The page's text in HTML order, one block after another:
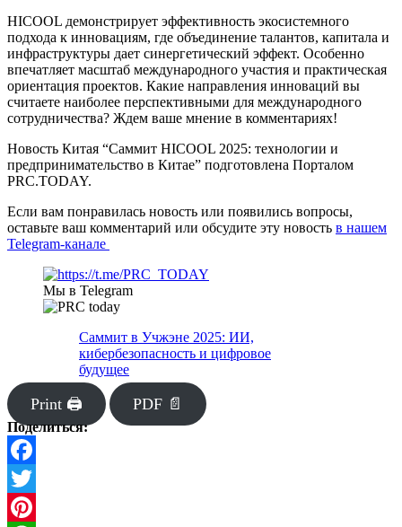
HICOOL демонстрирует эффективность экосистемного
подхода к инновациям, где объединение талантов, капитала и
инфраструктуры дает синергетический эффект. Особенно
впечатляет масштаб международного участия и практическая
ориентация проектов. Какие направления инноваций вы
считаете наиболее перспективными для международного
сотрудничества? Ждем ваше мнение в комментариях!
Новость Китая “Саммит HICOOL 2025: технологии и
предпринимательство в Китае” подготовлена Порталом
PRC.TODAY.
Если вам понравилась новость или появились вопросы,
оставьте ваш комментарий или обсудите эту новость в нашем
Telegram-канале
Мы в Telegram
Саммит в Учжэне 2025: ИИ,
кибербезопасность и цифровое
будущее
Print 🖨 PDF 📄
Поделиться:
Facebook
Twitter